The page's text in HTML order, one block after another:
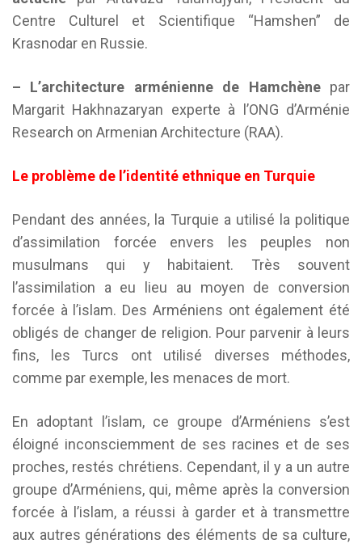
Centre Culturel et Scientifique “Hamshen” de
Krasnodar en Russie.
– L’architecture arménienne de Hamchènepar
Margarit Hakhnazaryan experte à l’ONG d’Arménie
Research on Armenian Architecture (RAA).
Le problème de l’identité ethnique en Turquie
Pendant des années, la Turquie a utilisé la politique
d’assimilation forcée envers les peuples non
musulmans qui y habitaient. Très souvent
l’assimilation a eu lieu au moyen de conversion
forcée à l’islam. Des Arméniens ont également été
obligés de changer de religion. Pour parvenir à leurs
fins, les Turcs ont utilisé diverses méthodes,
comme par exemple, les menaces de mort.
En adoptant l’islam, ce groupe d’Arméniens s’est
éloigné inconsciemment de ses racines et de ses
proches, restés chrétiens. Cependant, il y a un autre
groupe d’Arméniens, qui, même après la conversion
forcée à l’islam, a réussi à garder et à transmettre
aux autres générations des éléments de sa culture,